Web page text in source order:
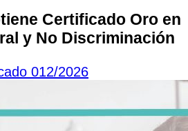
Certificado Oro en
y No Discriminación
012/2026